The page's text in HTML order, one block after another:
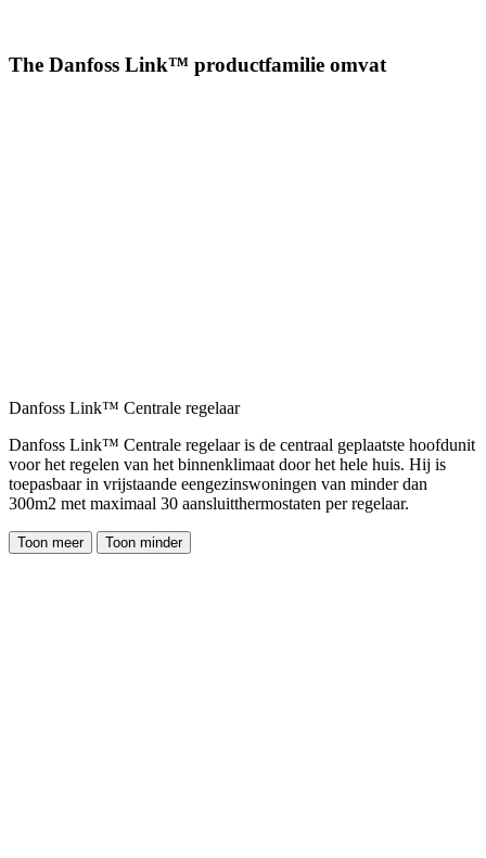
The Danfoss Link™ productfamilie omvat
Danfoss Link™ Centrale regelaar
Danfoss Link™ Centrale regelaar is de centraal geplaatste hoofdunit
voor het regelen van het binnenklimaat door het hele huis. Hij is
toepasbaar in vrijstaande eengezinswoningen van minder dan
300m2 met maximaal 30 aansluitthermostaten per regelaar.
Toon meer Toon minder